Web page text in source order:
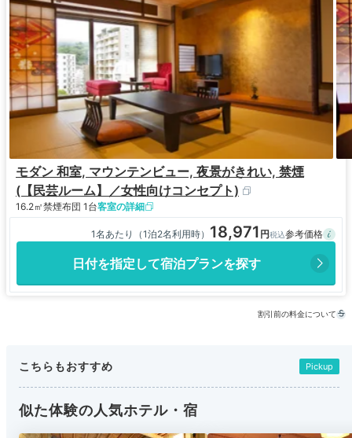
モダン 和室, マウンテンビュー, 夜景がきれい, 禁煙
(【民芸ルーム】／女性向けコンセプト)
16.2㎡禁煙布団 1台客室の詳細
1名あたり（1泊2名利用時） 18,971
日付を指定して宿泊プランを探す
割引前の料金について
こちらもおすすめ Pickup
似た体験の人気ホテル・宿